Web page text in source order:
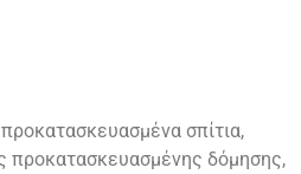
σπίτια,
προκατασκευασμένης δόμησης,